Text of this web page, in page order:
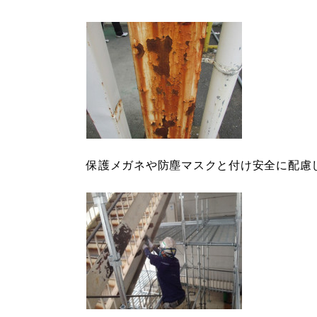
保護メガネや防塵マスクと付け安全に配慮